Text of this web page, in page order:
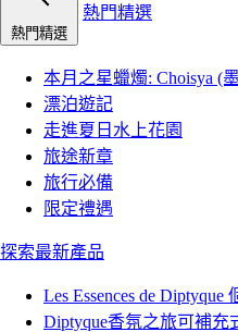
熱門精選
熱門精選
本月之星蠟燭: Choisya (
漂泊遊記
走進夏日水上花園
旅途新章
旅行必備
限定禮遇
探索最新產品
Les Essences de Diptyque
Diptyque香氛之旅可補充